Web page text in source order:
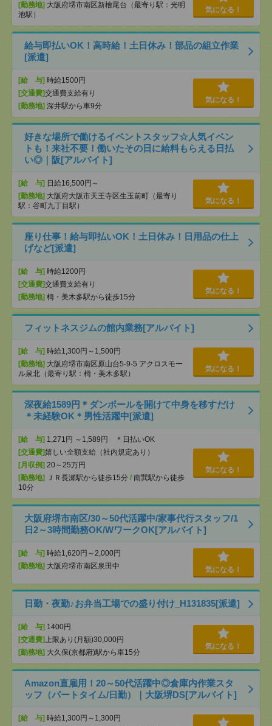
[勤務地] 大阪府堺市南区新檜尾台（最寄り駅：光明
池駅）
気になる！
給与即払いOK！高時給！土日休み！部品の組立作業
[派遣]
[給 与] 時給1500円
[交通費]交通費支給有り
[勤務地] 深井駅から車9分
気になる！
好きな場所で働けるイベントスタッフ☆人気イベン
トも！来社不要！働いたその日に給料もらえる日払
い◎｜阪[アルバイト]
[給 与] 日給16,500円～
[勤務地] 大阪府大阪市天王寺区生玉前町（最寄り
駅：谷町九丁目駅）
気になる！
座り仕事！給与即払いOK！土日休み！日用品の仕上
げなど[派遣]
[給 与] 時給1200円
[交通費]交通費支給有り
[勤務地] 栂・美木多駅から徒歩15分
気になる！
フィットネスジムの館内業務[アルバイト]
[給 与] 時給1,300円～1,500円
[勤務地] 大阪府堺市南区原山台5-9-5 アクロスモー
ル泉北（最寄り駅：栂・美木多駅）
気になる！
深夜給1589円＊ダンボールを開けて中身を移すだけ
＊未経験OK＊男性活躍中[派遣]
[給 与] 1,271円 ～1,589円 ＊日払いOK
[交通費]嬉しい全額支給（社内規定あり）
[月収例] 20～25万円
[勤務地]
ＪＲ長瀬駅から徒歩15分 / 南巽駅から徒歩
10分
気になる！
大阪府堺市南区/30～50代活躍中/家事代行スタッフ/1
日2～3時間勤務OK/WワークOK[アルバイト]
[給 与] 時給1,620円～2,000円
[勤務地] 大阪府堺市南区泉田中 気になる！
日勤・夜勤♪お弁当工場での盛り付け_H131835[派遣]
[給 与] 1400円
[交通費] 上限あり(月額)30,000円
[勤務地] 大久保(京都府)駅から車15分
気になる！
Amazon直雇用！20～50代活躍中◎倉庫内作業スタ
ッフ（パートタイム/日勤）｜大阪堺DS[アルバイト]
[給 与] 時給1,300円～1,300円